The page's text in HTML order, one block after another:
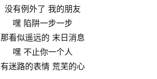
没有例外了 我的朋友
嘿 陷阱一步一步
那看似遥远的 末日消息
嘿 不止你一个人
有迷路的表情 荒芜的心